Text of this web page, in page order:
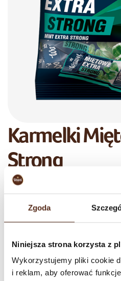
Zgoda
Niniejsza strona korzysta z
Wykorzystujemy pliki cookie
i reklam, aby oferować
Karmelki
Strong
105 g
NOWOŚĆ!
to idealny wybór dla tych, którzy
które natychmiast odświeżają i
Kup teraz